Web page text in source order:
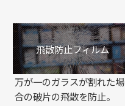
飛散防止フィルム
万が一のガラスが割れた場
合の破片の飛散を防止。